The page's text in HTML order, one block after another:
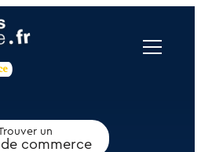
un
de commerce